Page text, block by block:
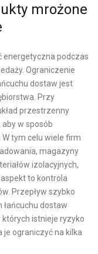
mrożone
energetyczna podczas
Ograniczenie
dostaw jest
Przy
przestrzenny
w sposób
tym celu wiele firm
magazyny
izolacyjnych,
to kontrola
Przepływ szybko
łańcuchu dostaw
istnieje ryzyko
je ograniczyć na kilka